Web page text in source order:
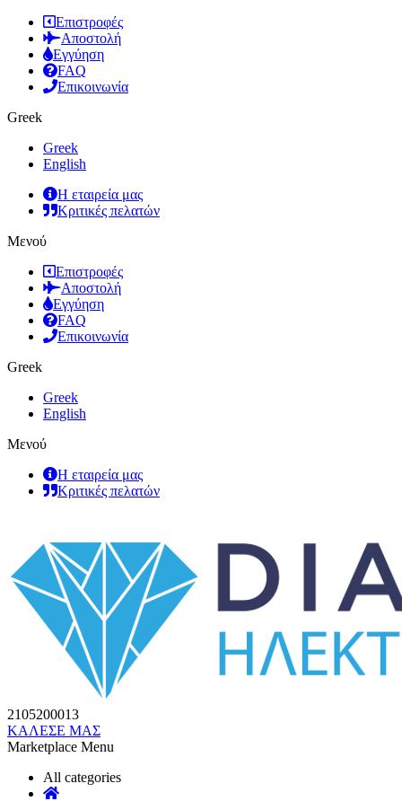
Επιστροφές
Αποστολή
Εγγύηση
FAQ
Επικοινωνία
Greek
Greek
English
Η εταιρεία μας
Κριτικές πελατών
Μενού
Επιστροφές
Αποστολή
Εγγύηση
FAQ
Επικοινωνία
Greek
Greek
English
Μενού
Η εταιρεία μας
Κριτικές πελατών
2105200013
ΚΑΛΕΣΕ ΜΑΣ
Marketplace Menu
All categories